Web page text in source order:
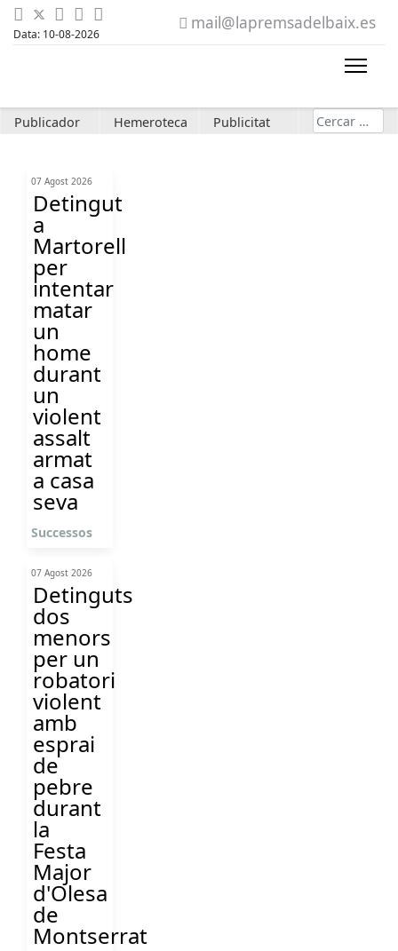
Data: 10-08-2026
mail@lapremsadelbaix.es
Publicador Hemeroteca Publicitat Cerca
07 Agost 2026
Detingut
a
Martorell
per
intentar
matar
un
home
durant
un
violent
assalt
armat
a casa
seva
Successos
07 Agost 2026
Detinguts
dos
menors
per un
robatori
violent
amb
esprai
de
pebre
durant
la
Festa
Major
d'Olesa
de
Montserrat